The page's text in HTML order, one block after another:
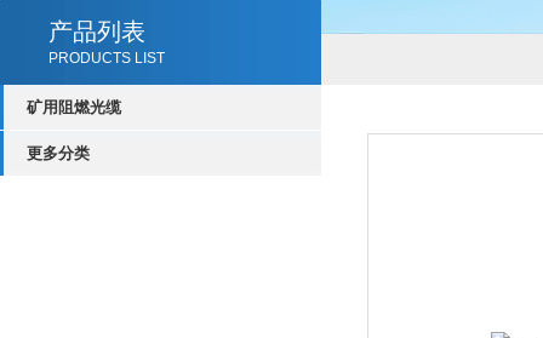
产品列表
PRODUCTS LIST
矿用阻燃光缆
更多分类